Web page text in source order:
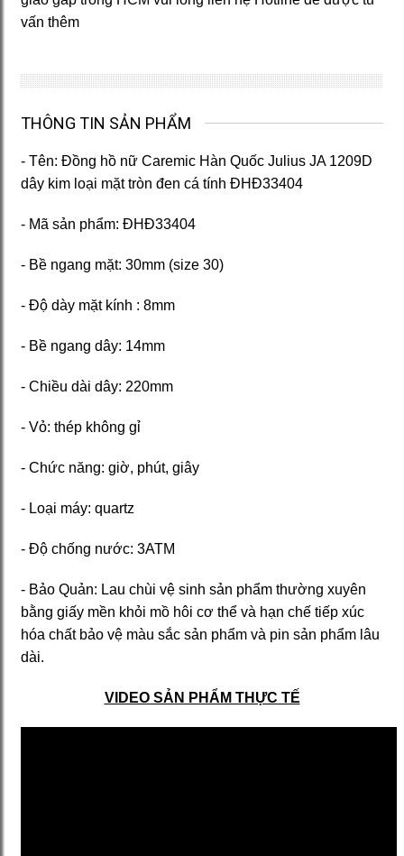
vấn thêm
THÔNG TIN SẢN PHẨM
- Tên: Đồng hồ nữ Caremic Hàn Quốc Julius JA 1209D
dây kim loại mặt tròn đen cá tính ĐHĐ33404
- Mã sản phẩm: ĐHĐ33404
- Bề ngang mặt: 30mm (size 30)
- Độ dày mặt kính : 8mm
- Bề ngang dây: 14mm
- Chiều dài dây: 220mm
- Vỏ: thép không gỉ
- Chức năng: giờ, phút, giây
- Loại máy: quartz
- Độ chống nước: 3ATM
- Bảo Quản: Lau chùi vệ sinh sản phẩm thường xuyên
bằng giấy mền khỏi mồ hôi cơ thể và hạn chế tiếp xúc
hóa chất bảo vệ màu sắc sản phẩm và pin sản phẩm lâu
dài.
VIDEO SẢN PHẨM THỰC TẾ